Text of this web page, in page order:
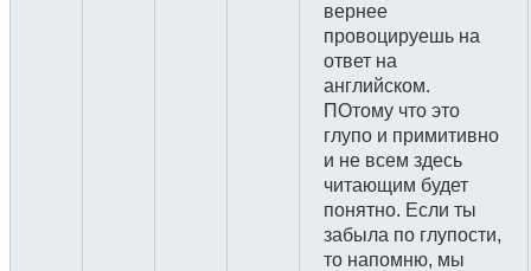
вернее
провоцируешь на
ответ на
английском.
ПОтому что это
глупо и примитивно
и не всем здесь
читающим будет
понятно. Если ты
забыла по глупости,
то напомню, мы